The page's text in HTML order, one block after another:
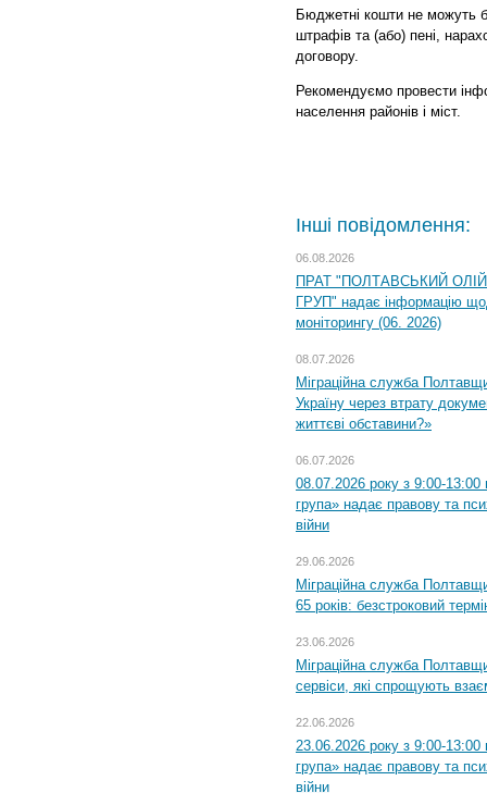
Бюджетні кошти не можуть
штрафів та (або) пені,
договору.
Рекомендуємо провести
населення районів і міст.
Інші повідомлення:
06.08.2026
ПРАТ "ПОЛТАВСЬКИЙ
ГРУП" надає інформацію
моніторингу (06. 2026)
08.07.2026
Міграційна служба
Україну через втрату
життєві обставини?»
06.07.2026
08.07.2026 року з 9:00-13:00
група» надає правову та
війни
29.06.2026
Міграційна служба
65 років: безстроковий
23.06.2026
Міграційна служба
сервіси, які спрощують
22.06.2026
23.06.2026 року з 9:00-13:00
група» надає правову та
війни